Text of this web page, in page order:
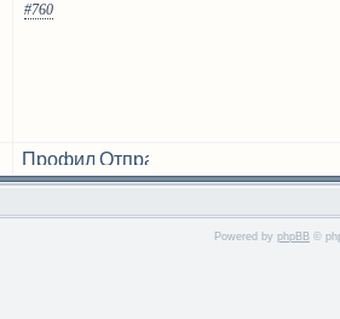
#760
Powered by phpBB ©